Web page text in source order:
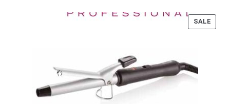
SALE
ON